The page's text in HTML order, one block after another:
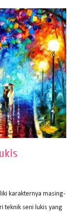
peralatan
menggambar
gambar lebih
satu syaratnya
merupakan
bahan yang paling
karakternya masing-
teknik seni lukis yang